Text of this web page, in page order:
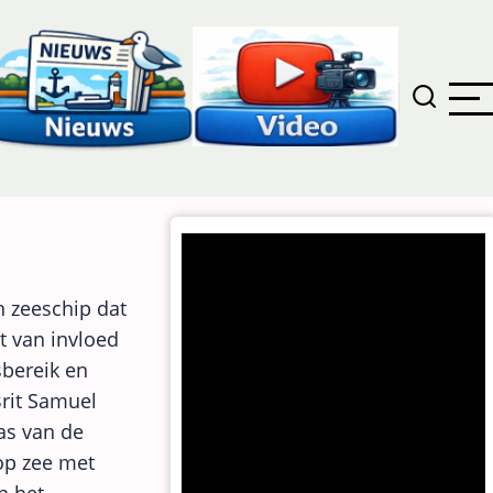
zeeschip dat
van invloed
en
Samuel
van de
zee met